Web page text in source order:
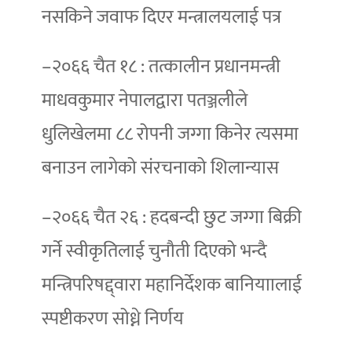
नसकिने जवाफ दिएर मन्त्रालयलाई पत्र
–२०६६ चैत १८ : तत्कालीन प्रधानमन्त्री
माधवकुमार नेपालद्वारा पतञ्जलीले
धुलिखेलमा ८८ रोपनी जग्गा किनेर त्यसमा
बनाउन लागेको संरचनाको शिलान्यास
–२०६६ चैत २६ : हदबन्दी छुट जग्गा बिक्री
गर्ने स्वीकृतिलाई चुनौती दिएको भन्दै
मन्त्रिपरिषद्द्वारा महानिर्देशक बानियाालाई
स्पष्टीकरण सोध्ने निर्णय